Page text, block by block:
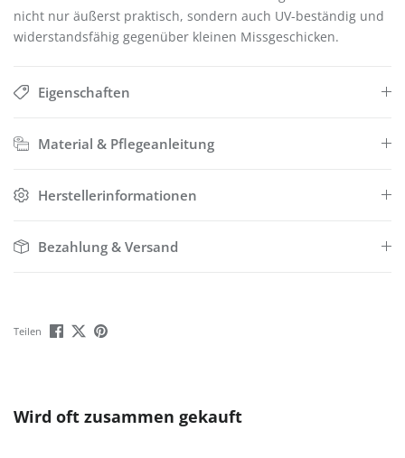
nicht nur äußerst praktisch, sondern auch UV-beständig und
widerstandsfähig gegenüber kleinen Missgeschicken.
Eigenschaften
Material & Pflegeanleitung
Herstellerinformationen
Bezahlung & Versand
Teilen
Produktgalerie überspringen
Wird oft zusammen gekauft